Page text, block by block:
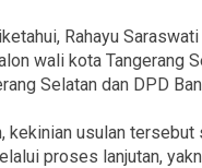
Rahayu
wali kota Tangerang
Selatan dan DPD
kekinian usulan
proses lanjutan,